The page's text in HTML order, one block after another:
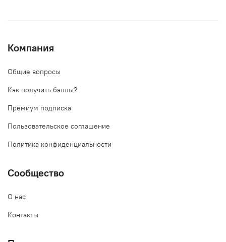
Компания
Общие вопросы
Как получить баллы?
Премиум подписка
Пользовательское соглашение
Политика конфиденциальности
Сообщество
О нас
Контакты